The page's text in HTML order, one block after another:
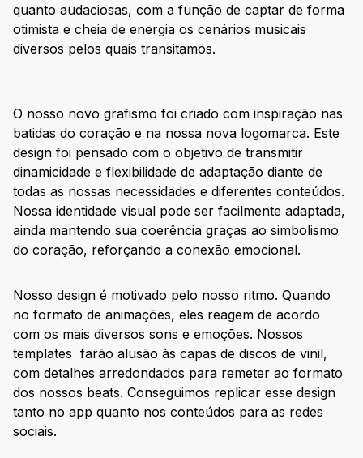
quanto audaciosas, com a função de captar de forma
otimista e cheia de energia os cenários musicais
diversos pelos quais transitamos.
O nosso novo grafismo foi criado com inspiração nas
batidas do coração e na nossa nova logomarca. Este
design foi pensado com o objetivo de transmitir
dinamicidade e flexibilidade de adaptação diante de
todas as nossas necessidades e diferentes conteúdos.
Nossa identidade visual pode ser facilmente adaptada,
ainda mantendo sua coerência graças ao simbolismo
do coração, reforçando a conexão emocional.
Nosso design é motivado pelo nosso ritmo. Quando
no formato de animações, eles reagem de acordo
com os mais diversos sons e emoções. Nossos
templates farão alusão às capas de discos de vinil,
com detalhes arredondados para remeter ao formato
dos nossos beats. Conseguimos replicar esse design
tanto no app quanto nos conteúdos para as redes
sociais.